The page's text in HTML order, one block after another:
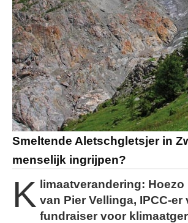
Smeltende Aletschgletsjer in
menselijk ingrijpen?
K limaatverandering:
van Pier Vellinga, IPCC-
fundraiser voor